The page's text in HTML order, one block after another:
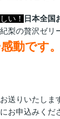
い！
日本全国
梨の贅沢ゼリ
動です
送りいたしま
お申込みくだ